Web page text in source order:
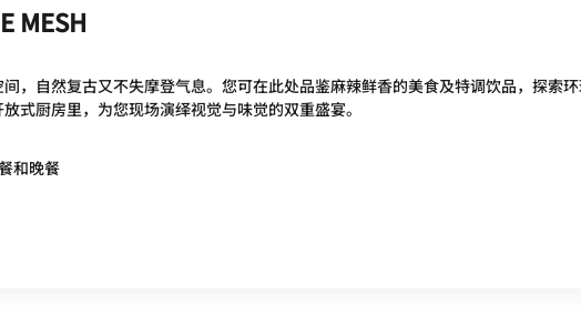
MESH
，自然复古又不失摩登气息。您可在此处品鉴麻辣鲜香的美食及特调饮品，探索
式厨房里，为您现场演绎视觉与味觉的双重盛宴。
和晚餐